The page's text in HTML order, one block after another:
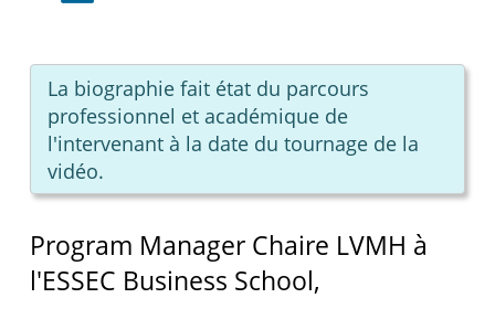
La biographie fait état du parcours
professionnel et académique de
l'intervenant à la date du tournage de la
vidéo.
Program Manager Chaire LVMH à
l'ESSEC Business School,